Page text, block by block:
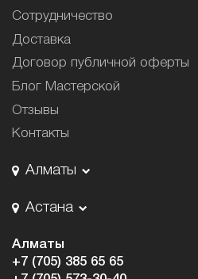
Сотрудничество
Доставка
Договор публичной оферты
Блог Мастерской
Отзывы
Контакты
Алматы
Астана
Алматы
+7 (705) 385 65 65